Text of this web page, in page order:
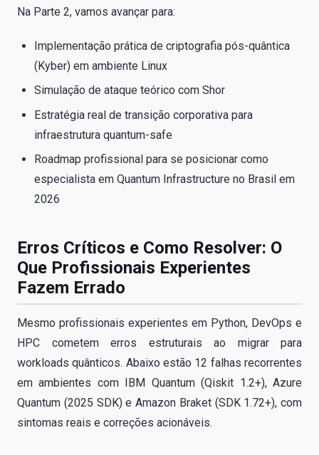
Na Parte 2, vamos avançar para:
Implementação prática de criptografia pós-quântica
(Kyber) em ambiente Linux
Simulação de ataque teórico com Shor
Estratégia real de transição corporativa para
infraestrutura quantum-safe
Roadmap profissional para se posicionar como
especialista em Quantum Infrastructure no Brasil em
2026
Erros Críticos e Como Resolver: O
Que Profissionais Experientes
Fazem Errado
Mesmo profissionais experientes em Python, DevOps e
HPC cometem erros estruturais ao migrar para
workloads quânticos. Abaixo estão 12 falhas recorrentes
em ambientes com IBM Quantum (Qiskit 1.2+), Azure
Quantum (2025 SDK) e Amazon Braket (SDK 1.72+), com
sintomas reais e correções acionáveis.